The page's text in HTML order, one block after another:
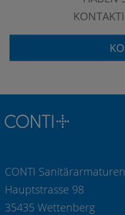
CONTI
Hauptstrasse 98
35435 Wettenberg